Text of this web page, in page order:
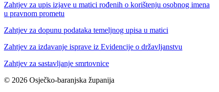
Zahtjev za upis izjave u matici rođenih o korištenju osobnog imena
u pravnom prometu
Zahtjev za dopunu podataka temeljnog upisa u matici
Zahtjev za izdavanje isprave iz Evidencije o državljanstvu
Zahtjev za sastavljanje smrtovnice
© 2026 Osječko-baranjska županija